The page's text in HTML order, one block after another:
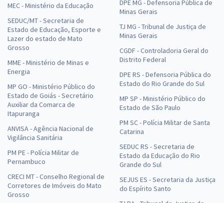
MEC - Ministério da Educação
SEDUC/MT - Secretaria de
Estado de Educação, Esporte e
Lazer do estado de Mato
Grosso
MME - Ministério de Minas e
Energia
MP GO - Ministério Público do
Estado de Goiás - Secretário
Auxiliar da Comarca de
Itapuranga
ANVISA - Agência Nacional de
Vigilância Sanitária
PM PE - Polícia Militar de
Pernambuco
CRECI MT - Conselho Regional de
Corretores de Imóveis do Mato
Grosso
DPE MG - Defensoria Pública de
Minas Gerais
TJ MG - Tribunal de Justiça de
Minas Gerais
CGDF - Controladoria Geral do
Distrito Federal
DPE RS - Defensoria Pública do
Estado do Rio Grande do Sul
MP SP - Ministério Público do
Estado de São Paulo
PM SC - Polícia Militar de Santa
Catarina
SEDUC RS - Secretaria de
Estado da Educação do Rio
Grande do Sul
SEJUS ES - Secretaria da Justiça
do Espírito Santo